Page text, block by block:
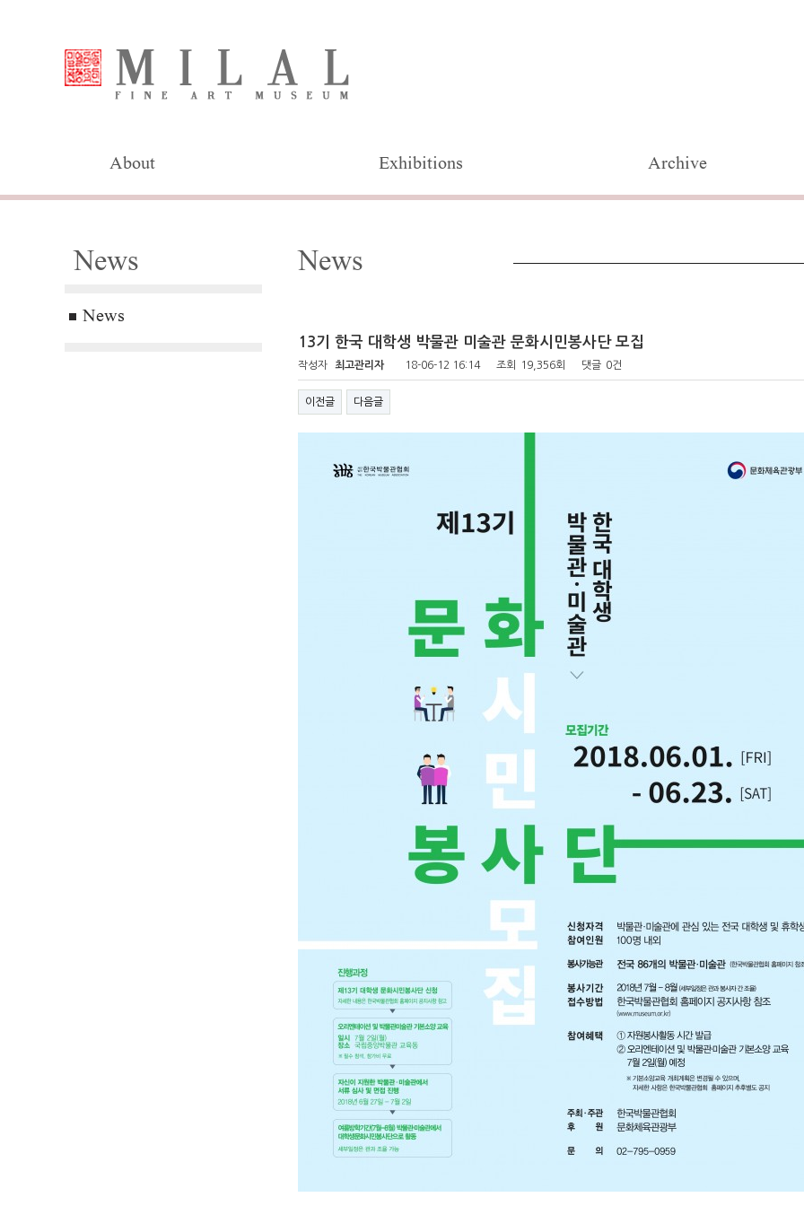
About Exhibitions Archive
News
News
News
13기 한국 대학생 박물관 미술관 문화시민봉사단 모집
작성자 최고관리자 18-06-12 16:14 조회 19,356회 댓글 0건
이전글 다음글